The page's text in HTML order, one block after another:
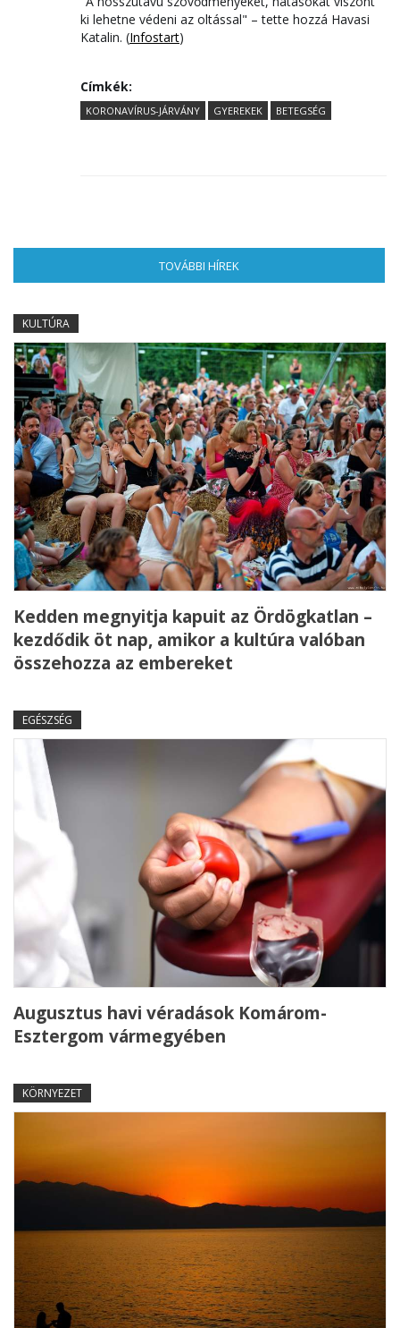
ki lehetne védeni az oltással" – tette hozzá Havasi
Katalin. (Infostart)
Címkék:
KORONAVÍRUS-JÁRVÁNY GYEREKEK BETEGSÉG
TOVÁBBI HÍREK
KULTÚRA
Kedden megnyitja kapuit az Ördögkatlan –
kezdődik öt nap, amikor a kultúra valóban
összehozza az embereket
EGÉSZSÉG
Augusztus havi véradások Komárom-
Esztergom vármegyében
KÖRNYEZET